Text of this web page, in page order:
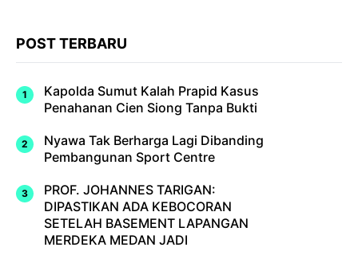
POST TERBARU
Kapolda Sumut Kalah Prapid Kasus
Penahanan Cien Siong Tanpa Bukti
Nyawa Tak Berharga Lagi Dibanding
Pembangunan Sport Centre
PROF. JOHANNES TARIGAN:
DIPASTIKAN ADA KEBOCORAN
SETELAH BASEMENT LAPANGAN
MERDEKA MEDAN JADI